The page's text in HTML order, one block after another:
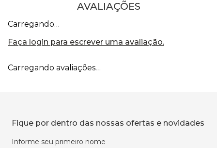
AVALIAÇÕES
Carregando…
Faça login para escrever uma avaliação.
Carregando avaliações…
Fique por dentro das nossas ofertas e novidades
Informe seu primeiro nome